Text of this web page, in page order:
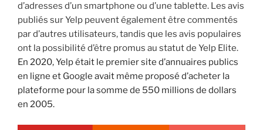
d’adresses d’un smartphone ou d’une tablette. Les avis
publiés sur Yelp peuvent également être commentés
par d’autres utilisateurs, tandis que les avis populaires
ont la possibilité d’être promus au statut de Yelp Elite.
En 2020, Yelp était le premier site d’annuaires publics
en ligne et Google avait même proposé d’acheter la
plateforme pour la somme de 550 millions de dollars
en 2005.